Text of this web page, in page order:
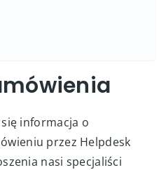
informacja o
przez Helpdesk
nasi specjaliści